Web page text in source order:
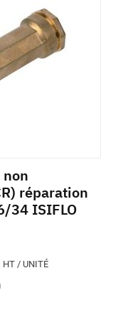
réparation
34 ISIFLO
HT / UNITÉ